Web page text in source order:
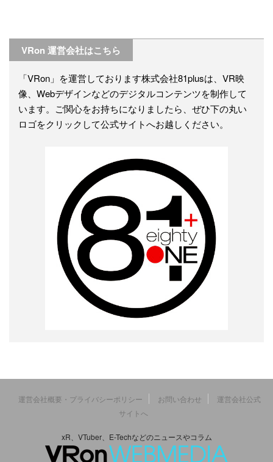
VRon 運営会社はこちら
「VRon」を運営しております株式会社81plusは、VR映
像、Webデザインなどのデジタルコンテンツを制作して
います。ご関心をお持ちになりましたら、ぜひ下の丸い
ロゴをクリックして公式サイトへお越しください。
運営会社概要・プライバシーポリシー お問い合わせ
運営会社公式
サイトへ
xR、VTuber、E-Techなどのニュースやコラム